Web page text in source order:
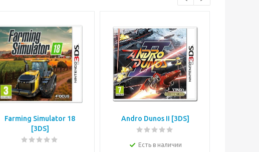
Farming Simulator 18
[3DS]
Andro Dunos II [3DS]
Есть в наличии